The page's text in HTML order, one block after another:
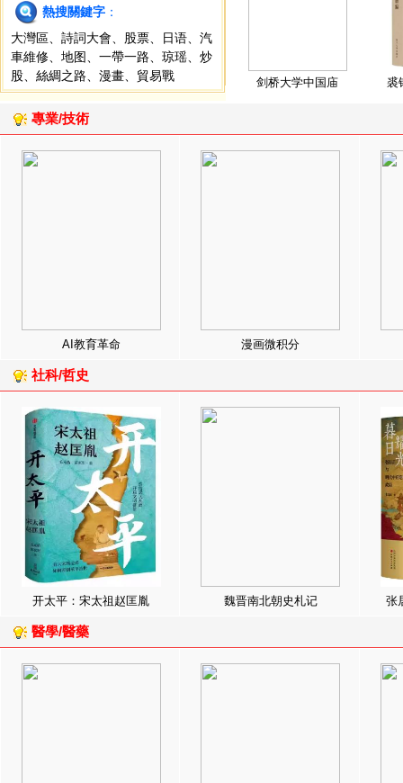
熱搜關鍵字 ：
大灣區
詩詞大會 股票 日语
汽
車維修
地图 一帶一路 琼瑶
炒
股
絲綢之路 漫畫 貿易戰 剑桥大学中国庙 裘
專業/技術
AI教育革命 漫画微积分
社科/哲史
开太平：宋太祖赵匡胤 魏晋南北朝史札记 张
醫學/醫藥